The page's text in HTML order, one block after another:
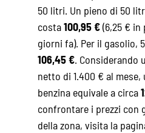
50 litri. Un pieno di 50
costa100,95 €(6,25 €
giorni fa). Per il gasolio,
106,45 €. Considerando
netto di 1.400 € al
benzina equivale a circa
confrontare i prezzi
della zona, visita la